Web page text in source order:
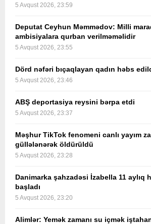
5 Avqust 2026, 23:59
Deputat Ceyhun Məmmədov: Milli
ambisiyalara qurban verilməməlidir
5 Avqust 2026, 23:55
Dörd nəfəri bıçaqlayan qadın həbs
5 Avqust 2026, 23:46
ABŞ deportasiya reysini bərpa etdi
5 Avqust 2026, 23:37
Məşhur TikTok fenomeni canlı yayım
güllələnərək öldürüldü
5 Avqust 2026, 23:28
Danimarka şahzadəsi İzabella 11 aylıq
başladı
5 Avqust 2026, 23:20
Alimlər: Yemək zamanı su içmək